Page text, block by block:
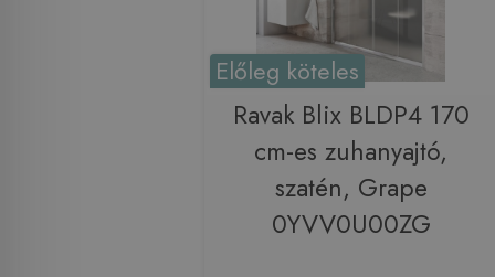
Előleg köteles
Ravak Blix BLDP4 170
cm-es zuhanyajtó,
szatén, Grape
0YVV0U00ZG